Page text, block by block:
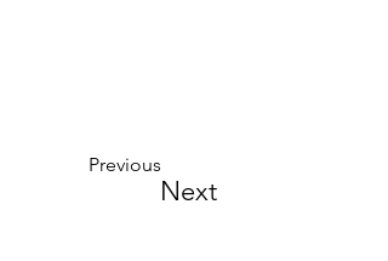
Next
Previous